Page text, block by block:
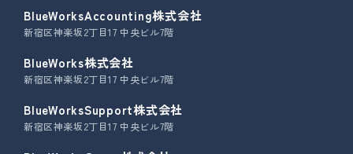
BlueWorksAccounting株式会社
新宿区神楽坂2丁目17 中央ビル7階
BlueWorks株式会社
新宿区神楽坂2丁目17 中央ビル7階
BlueWorksSupport株式会社
新宿区神楽坂2丁目17 中央ビル7階